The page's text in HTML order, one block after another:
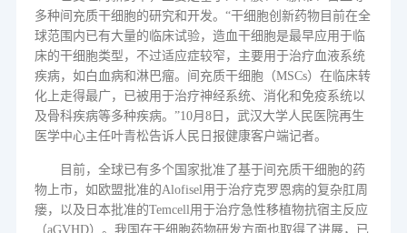
多种间充质干细胞的研究和开发。 “干细胞创新药物目前在全
球范围内已有大量的临床试验，造血干细胞是最早应用于临
床的干细胞类型，不过适应症较窄，主要用于治疗血液系统
疾病，如白血病和淋巴瘤。间充质干细胞（MSCs）在临床转
化上走得最广，已被用于治疗神经系统、消化和免疫系统以
及骨科疾病等多种疾病。”10月 8日，武汉大学人民医院再生
医学中心主任叶青松告诉人民日报健康客户端记者。
目前，全球已有多个国家批准了基于间充质干细胞的药
物上市，如欧盟批准的Alofisel用于治疗克罗恩病的复杂肛周
瘘，以及日本批准的Temcell用于治疗急性移植物抗宿主反应
（aGVHD）。我国在干细胞药物研发方面也取得了进展，已